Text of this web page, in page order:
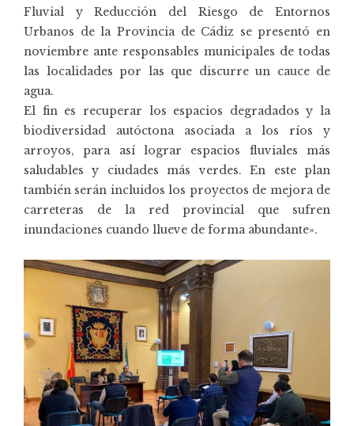
Fluvial y Reducción del Riesgo de Entornos
Urbanos de la Provincia de Cádiz se presentó en
noviembre ante responsables municipales de todas
las localidades por las que discurre un cauce de
agua.
El fin es recuperar los espacios degradados y la
biodiversidad autóctona asociada a los ríos y
arroyos, para así lograr espacios fluviales más
saludables y ciudades más verdes. En este plan
también serán incluidos los proyectos de mejora de
carreteras de la red provincial que sufren
inundaciones cuando llueve de forma abundante».